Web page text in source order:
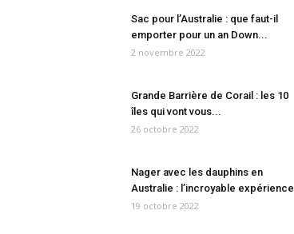
Sac pour l’Australie : que faut-il
emporter pour un an Down...
2 novembre 2022
Grande Barrière de Corail : les 10
îles qui vont vous...
26 octobre 2022
Nager avec les dauphins en
Australie : l’incroyable expérience
19 octobre 2022